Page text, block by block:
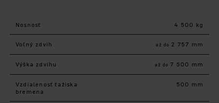
Nosnosť 4 500 kg
Voľný zdvih až do 2 757 mm
Výška zdvihu až do 7 500 mm
Vzdialenosť ťažiska
bremena
500 mm